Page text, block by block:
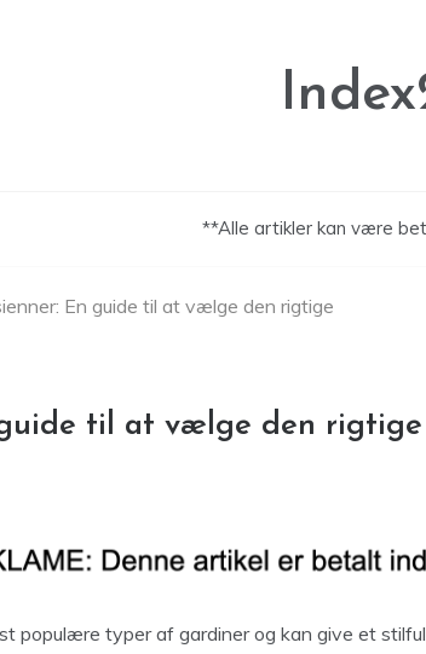
**Alle artikler kan være
En guide til at vælge den rigtige
guide til at vælge den rigtige
populære typer af gardiner og kan give et